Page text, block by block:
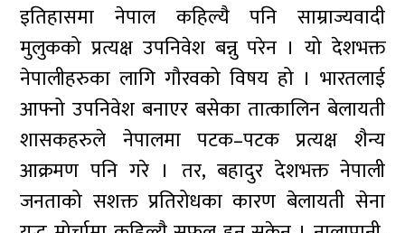
इतिहासमा नेपाल कहिल्यै पनि साम्राज्यवादी
मुलुकको प्रत्यक्ष उपनिवेश बन्नु परेन । यो देशभक्त
नेपालीहरुका लागि गौरवको विषय हो । भारतलाई
आफ्नो उपनिवेश बनाएर बसेका तात्कालिन बेलायती
शासकहरुले नेपालमा पटक–पटक प्रत्यक्ष शैन्य
आक्रमण पनि गरे । तर, बहादुर देशभक्त नेपाली
जनताको सशक्त प्रतिरोधका कारण बेलायती सेना